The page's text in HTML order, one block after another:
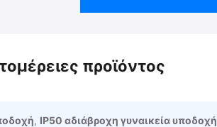
προϊόντος
, IP50 αδιάβροχη γυναικεία υποδοχή